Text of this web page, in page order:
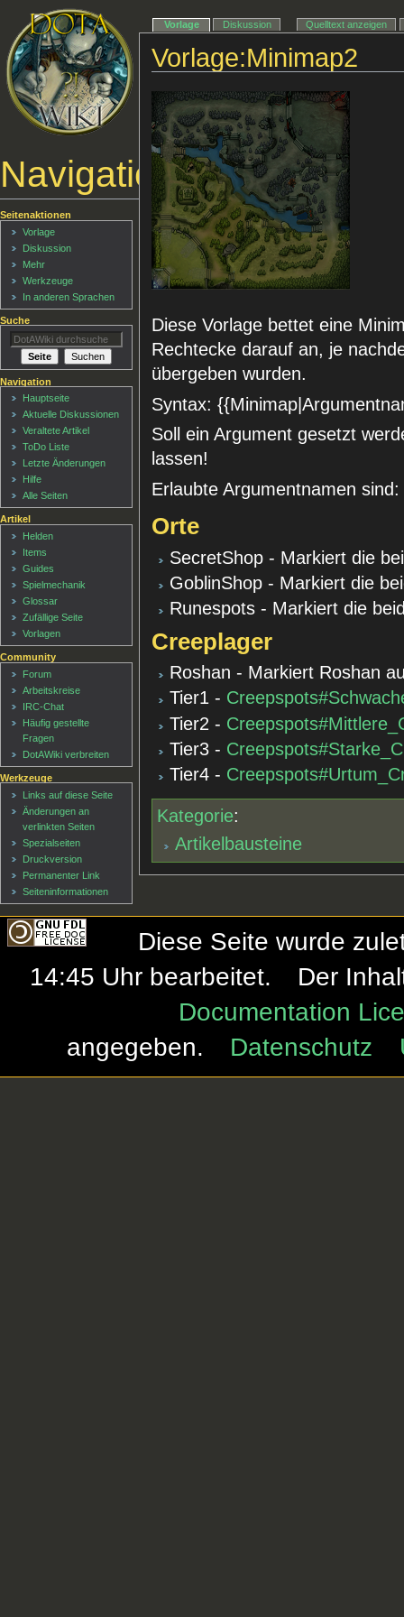
Vorlage:Minimap2
Diese Vorlage bettet eine
Rechtecke darauf an, je
übergeben wurden.
Syntax:
Soll ein Argument gesetzt
lassen!
Erlaubte Argumentnamen sind:
Orte
SecretShop - Markiert die
GoblinShop - Markiert die
Runespots - Markiert die
Creeplager
Roshan - Markiert Roshan
Tier1 -
Tier2 -
Tier3 -
Tier4 -
Kategorie:
Artikelbausteine
Navigationsmenü
Vorlage Diskussion Quelltext anzeigen
Seitenaktionen
Vorlage
Diskussion
Mehr
Werkzeuge
In anderen Sprachen
Suche
Navigation
Hauptseite
Aktuelle Diskussionen
Veraltete Artikel
ToDo Liste
Letzte Änderungen
Hilfe
Alle Seiten
Artikel
Helden
Items
Guides
Spielmechanik
Glossar
Zufällige Seite
Vorlagen
Community
Forum
Arbeitskreise
IRC-Chat
Häufig gestellte
Fragen
DotAWiki verbreiten
Werkzeuge
Links auf diese Seite
Änderungen an
verlinkten Seiten
Spezialseiten
Druckversion
Permanenter Link
Seiten­informationen
Diese Seite wurde
14:45 Uhr bearbeitet.
Der
Documentation
angegeben.
Datenschutz